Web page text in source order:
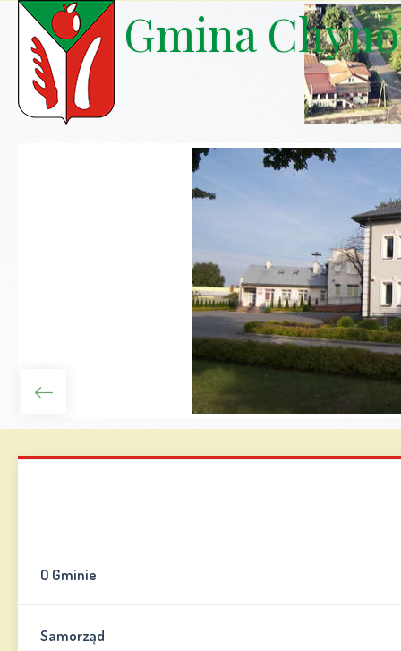
Gmina
O Gminie
Samorząd